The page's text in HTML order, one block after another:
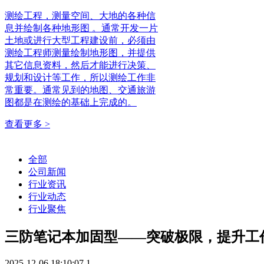
测绘工程，测量空间、大地的各种信
息并绘制各种地形图 。通常开发一片
土地或进行大型工程建设前，必须由
测绘工程师测量绘制地形图，并提供
其它信息资料，然后才能进行决策、
规划和设计等工作，所以测绘工作非
常重要。通常见到的地图、交通旅游
图都是在测绘的基础上完成的。
查看更多 >
全部
公司新闻
行业资讯
行业动态
行业聚焦
三防笔记本加固型——突破极限，提升工